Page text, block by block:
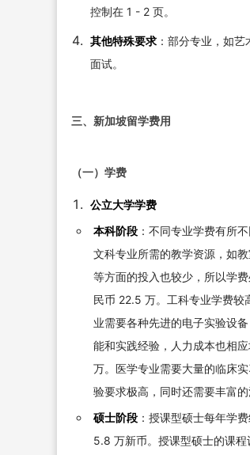
控制在 1 - 2 页。
其他特殊要求：部分专业，如艺
面试。
三、新加坡留学费用
（一）学费
公立大学学费
本科阶段：不同专业学费有所
文科专业所需的教学资源，如
等方面的投入也较少，所以学
民币 22.5 万。工科专业学费较
业需要各种先进的电子实验设
能和实践经验，人力成本也相
万。医学专业需要大量的临床
验要求极高，同时还需要丰富
硕士阶段：授课型硕士每年学
5.8 万新币。授课型硕士的课